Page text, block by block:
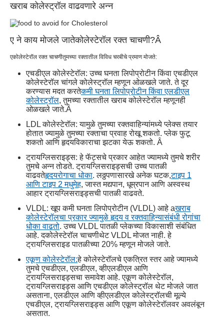
खराब कोलेस्ट्रॉल वाढवणारे अन्न
ए ने काय मोजले जातेकोलेस्टेरॉल रक्त चाचणी?Â
एकोलेस्टेरॉल रक्त चाचणीतुमच्या रक्तातील विविध चरबीचे प्रमाण मोजते:
एचडीएल कोलेस्टेरॉल: उच्च घनता लिपोप्रोटीन किंवा एचडीएल
कोलेस्टेरॉल चांगले कोलेस्ट्रॉल म्हणून ओळखले जाते. ते दूर
करण्यास मदत करतेकमी घनता लिपोप्रोटीन किंवा एलडीएल
कोलेस्ट्रॉल, तुमच्या रक्तातील खराब कोलेस्टेरॉल म्हणूनही
ओळखले जाते.Â
LDL कोलेस्टेरॉल: यामुळे तुमच्या रक्तवाहिन्यांमध्ये प्लेक्स तयार
होतात ज्यामुळे तुमच्या रक्ताचा प्रवाह रोखू शकतो. प्लेक फुटू
शकतो आणि हृदयविकाराचा झटका येऊ शकतो. Â
ट्रायग्लिसराइड्स: हे फॅट्सचे प्रकार आहेत ज्यामध्ये तुमचे शरीर
तुमचे अन्न तोडते. ट्रायग्लिसराइड्सची उच्च पातळी
वाढवतेहृदयरोगाचा धोका. लठ्ठपणासारखे अनेक घटक,टाइप 1
आणि टाइप 2 मधुमेह, जास्त मद्यपान, धूम्रपान आणि अस्वस्थ
आहार ट्रायग्लिसराइड्सची पातळी वाढवते.
VLDL: खूप कमी घनता लिपोप्रोटीन (VLDL) आहे aखराब
कोलेस्टेरॉलचा प्रकार ज्यामुळे हृदय व रक्तवाहिन्यासंबंधी रोगांचा
धोका वाढतो. उच्च VLDL पातळी प्लेकच्या विकासाशी संबंधित
आहे. दकोलेस्टेरॉल चाचणीथेट VLDL मोजत नाही. हे
ट्रायग्लिसराइड पातळीच्या 20% म्हणून मोजले जाते.
एकूण कोलेस्टेरॉल:हे कोलेस्टेरॉलचे एकत्रित स्तर आहे ज्यामध्ये
तुमचे एचडीएल, एलडीएल, व्हीएलडीएल आणि
ट्रायग्लिसराइड्सचा समावेश आहे. एकूण कोलेस्टेरॉल,
ट्रायग्लिसराइड्स आणि एचडीएल कोलेस्ट्रॉल थेट मोजले जात
असताना, एलडीएल आणि व्हीएलडीएल कोलेस्ट्रॉलची मूल्ये
एचडीएल, ट्रायग्लिसराइड्स आणि एकूण कोलेस्टेरॉलवर अवलंबून
असतात.